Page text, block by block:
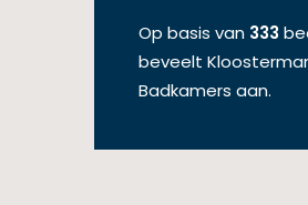
Op basis van 333
beveelt
Badkamers aan.